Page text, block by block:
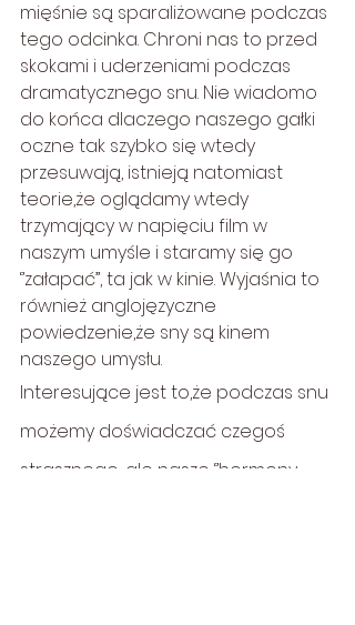
mięśnie są sparaliżowane podczas
tego odcinka. Chroni nas to przed
skokami i uderzeniami podczas
dramatycznego snu. Nie wiadomo
do końca dlaczego naszego gałki
oczne tak szybko się wtedy
przesuwają, istnieją natomiast
teorie,że oglądamy wtedy
trzymający w napięciu film w
naszym umyśle i staramy się go
‘’załapać’’, ta jak w kinie. Wyjaśnia to
również anglojęzyczne
powiedzenie,że sny są kinem
naszego umysłu.
Interesujące jest to,że podczas snu
możemy doświadczać czegoś
strasznego, ale nasze ‘’hormony